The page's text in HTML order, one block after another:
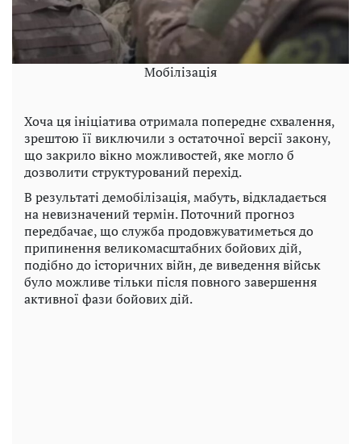
Мобілізація
Хоча ця ініціатива отримала попереднє схвалення,
зрештою її виключили з остаточної версії закону,
що закрило вікно можливостей, яке могло б
дозволити структурований перехід.
В результаті демобілізація, мабуть, відкладається
на невизначений термін. Поточний прогноз
передбачає, що служба продовжуватиметься до
припинення великомасштабних бойових дій,
подібно до історичних війн, де виведення військ
було можливе тільки після повного завершення
активної фази бойових дій.